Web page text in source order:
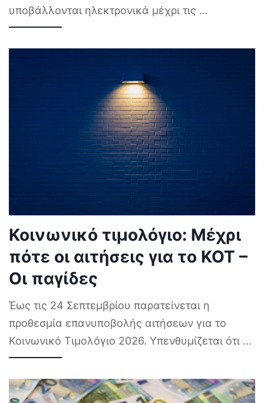
υποβάλλονται ηλεκτρονικά μέχρι τις ...
Κοινωνικό τιμολόγιο: Μέχρι
πότε οι αιτήσεις για το ΚΟΤ –
Οι παγίδες
Έως τις 24 Σεπτεμβρίου παρατείνεται η
προθεσμία επανυποβολής αιτήσεων για το
Κοινωνικό Τιμολόγιο 2026. Υπενθυμίζεται ότι ...